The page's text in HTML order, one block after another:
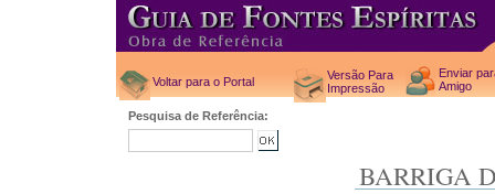
Voltar para o Portal
Versão Para
Impressão
Enviar
Amigo
Pesquisa de Referência:
BARRIGA